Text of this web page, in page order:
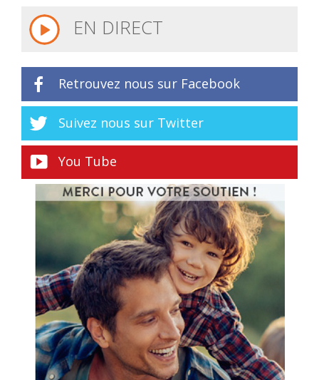
EN DIRECT
Retrouvez nous sur Facebook
Suivez nous sur Twitter
You Tube